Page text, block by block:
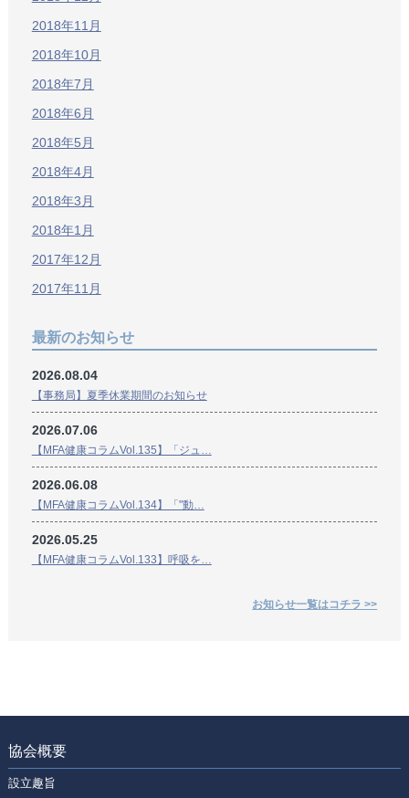
2018年11月
2018年10月
2018年7月
2018年6月
2018年5月
2018年4月
2018年3月
2018年1月
2017年12月
2017年11月
最新のお知らせ
2026.08.04
【事務局】夏季休業期間のお知らせ
2026.07.06
【MFA健康コラムVol.135】「ジュ…
2026.06.08
【MFA健康コラムVol.134】「"動…
2026.05.25
【MFA健康コラムVol.133】呼吸を…
お知らせ一覧はコチラ >>
協会概要
設立趣旨